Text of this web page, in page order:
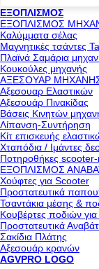
ΕΞΟΠΛΙΣΜΟΣ
ΕΞΟΠΛΙΣΜΟΣ
Καλύμματα σέλας
Μαγνητικές τσάντες
Πλαϊνά Σαμάρια
Κουκούλες μηχανής
ΑΞΕΣΟΥΑΡ
Αξεσουαρ Ελαστικών
Αξεσουάρ Πινακίδας
Βάσεις Κινητών
Λίπανση-Συντήρηση
Κίτ επισκευής
Χταπόδια / Ιμάντες
Ποτηροθήκες
ΕΞΟΠΛΙΣΜΟΣ
Χούφτες για Scooter
Προστατευτικά
Τσαντάκια μέσης &
Κουβέρτες ποδιών
Προστατευτικά
Σακίδια Πλάτης
Αξεσουάρ κρανών
AGVPRO LOGO